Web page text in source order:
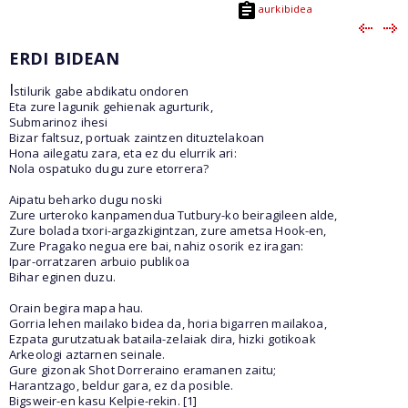
aurkibidea
ERDI BIDEAN
Istilurik gabe abdikatu ondoren
Eta zure lagunik gehienak agurturik,
Submarinoz ihesi
Bizar faltsuz, portuak zaintzen dituztelakoan
Hona ailegatu zara, eta ez du elurrik ari:
Nola ospatuko dugu zure etorrera?
Aipatu beharko dugu noski
Zure urteroko kanpamendua Tutbury-ko beiragileen alde,
Zure bolada txori-argazkigintzan, zure ametsa Hook-en,
Zure Pragako negua ere bai, nahiz osorik ez iragan:
Ipar-orratzaren arbuio publikoa
Bihar eginen duzu.
Orain begira mapa hau.
Gorria lehen mailako bidea da, horia bigarren mailakoa,
Ezpata gurutzatuak bataila-zelaiak dira, hizki gotikoak
Arkeologi aztarnen seinale.
Gure gizonak Shot Dorreraino eramanen zaitu;
Harantzago, beldur gara, ez da posible.
Bigsweir-en kasu Kelpie-rekin. [1]